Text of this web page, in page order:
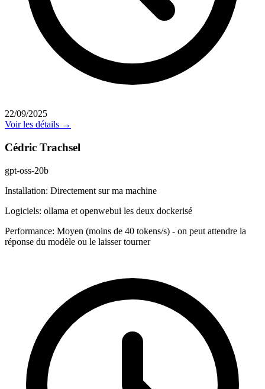
22/09/2025
Voir les détails →
Cédric Trachsel
gpt-oss-20b
Installation: Directement sur ma machine
Logiciels: ollama et openwebui les deux dockerisé
Performance: Moyen (moins de 40 tokens/s) - on peut attendre la
réponse du modèle ou le laisser tourner